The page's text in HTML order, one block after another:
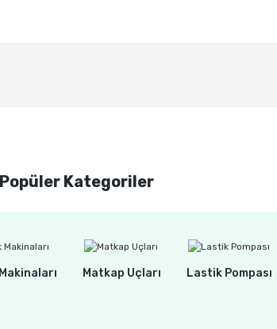
Popüler Kategoriler
Matkap Uçları Lastik Pompası